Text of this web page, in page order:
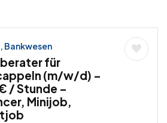
Bankwesen
für
(m/w/d) –
/ Stunde –
Minijob,